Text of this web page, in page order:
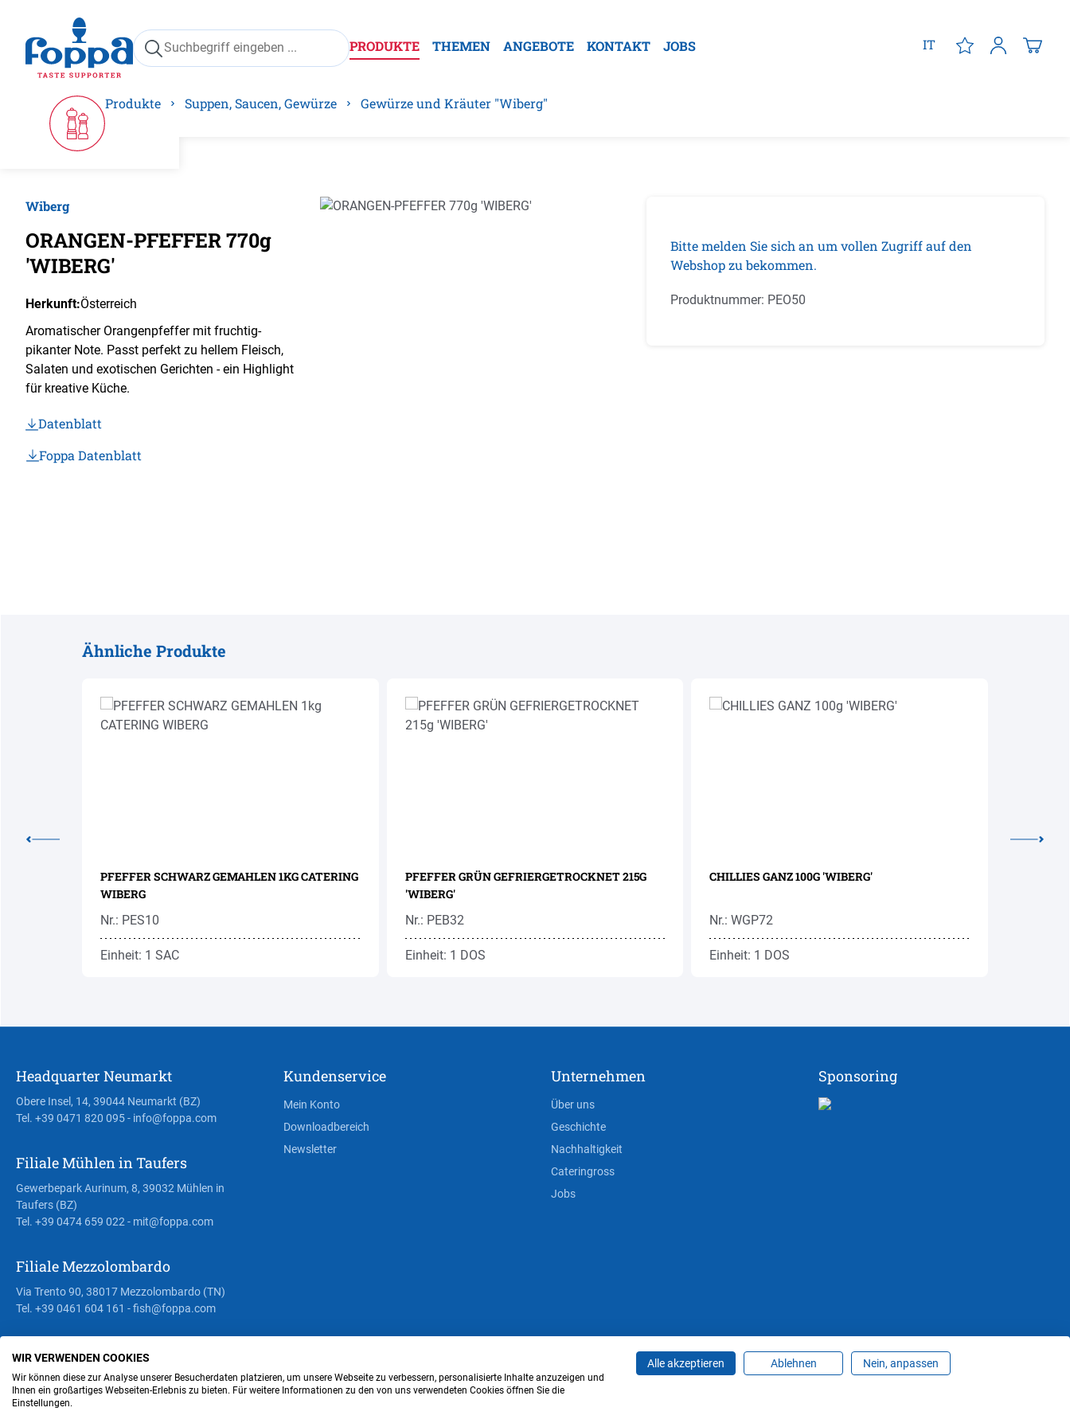
Zur Hauptnavigation springen
PRODUKTE THEMEN ANGEBOTE KONTAKT JOBS IT
Produkte Suppen, Saucen, Gewürze Gewürze und Kräuter "Wiberg"
Wiberg
ORANGEN-PFEFFER 770g
'WIBERG'
Herkunft:Österreich
Aromatischer Orangenpfeffer mit fruchtig-
pikanter Note. Passt perfekt zu hellem Fleisch,
Salaten und exotischen Gerichten - ein Highlight
für kreative Küche.
Datenblatt
Foppa Datenblatt
Bildergalerie überspringen
Bitte melden Sie sich an um vollen Zugriff auf den
Webshop zu bekommen.
Produktnummer: PEO50
Ähnliche Produkte
PFEFFER SCHWARZ GEMAHLEN 1KG CATERING
WIBERG
Nr.: PES10
Einheit: 1 SAC
PFEFFER GRÜN GEFRIERGETROCKNET 215G
'WIBERG'
Nr.: PEB32
Einheit: 1 DOS
CHILLIES GANZ 100G 'WIBERG'
Nr.: WGP72
Einheit: 1 DOS
Headquarter Neumarkt
Obere Insel, 14, 39044 Neumarkt (BZ)
Tel. +39 0471 820 095- info@foppa.com
Filiale Mühlen in Taufers
Gewerbepark Aurinum, 8, 39032 Mühlen in
Taufers (BZ)
Tel. +39 0474 659 022 - mit@foppa.com
Filiale Mezzolombardo
Via Trento 90, 38017 Mezzolombardo (TN)
Tel. +39 0461 604 161 - fish@foppa.com
Kundenservice
Mein Konto
Downloadbereich
Newsletter
Unternehmen
Über uns
Geschichte
Nachhaltigkeit
Cateringross
Jobs
Sponsoring
Steuer- und MwSt.- Nr. IT00676670219 AGB Privacy Policy Impressum
Cookie-Einstellungen ändern
WIR VERWENDEN COOKIES
Wir können diese zur Analyse unserer Besucherdaten platzieren, um unsere Webseite zu verbessern, personalisierte Inhalte anzuzeigen und
Ihnen ein großartiges Webseiten-Erlebnis zu bieten. Für weitere Informationen zu den von uns verwendeten Cookies öffnen Sie die
Einstellungen.
Alle akzeptieren Ablehnen Nein, anpassen